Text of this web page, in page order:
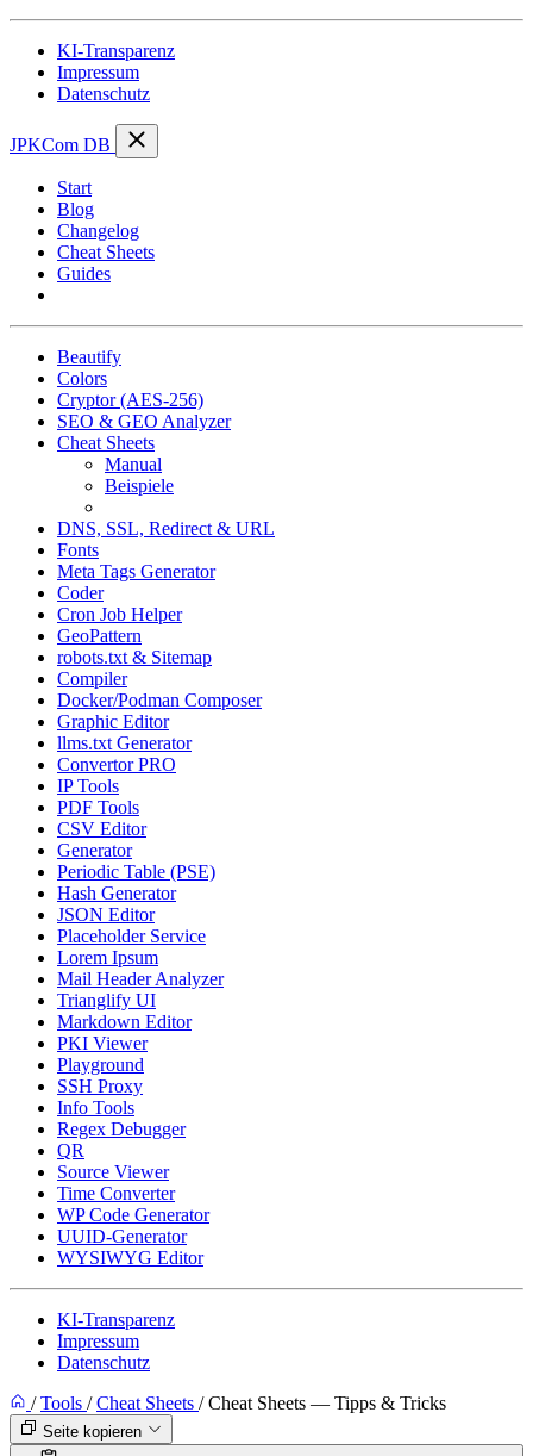
KI-Transparenz
Impressum
Datenschutz
JPKCom DB
Start
Blog
Changelog
Cheat Sheets
Guides
Beautify
Colors
Cryptor (AES-256)
SEO & GEO Analyzer
Cheat Sheets
Manual
Beispiele
DNS, SSL, Redirect & URL
Fonts
Meta Tags Generator
Coder
Cron Job Helper
GeoPattern
robots.txt & Sitemap
Compiler
Docker/Podman Composer
Graphic Editor
llms.txt Generator
Convertor PRO
IP Tools
PDF Tools
CSV Editor
Generator
Periodic Table (PSE)
Hash Generator
JSON Editor
Placeholder Service
Lorem Ipsum
Mail Header Analyzer
Trianglify UI
Markdown Editor
PKI Viewer
Playground
SSH Proxy
Info Tools
Regex Debugger
QR
Source Viewer
Time Converter
WP Code Generator
UUID-Generator
WYSIWYG Editor
KI-Transparenz
Impressum
Datenschutz
/ Tools / Cheat Sheets / Cheat Sheets — Tipps & Tricks
Seite kopieren